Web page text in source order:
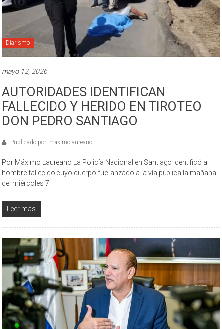
Diarismo
mayo 12, 2026
AUTORIDADES IDENTIFICAN
FALLECIDO Y HERIDO EN TIROTEO
DON PEDRO SANTIAGO
Publicado por: maximolaureano
Por Máximo Laureano La Policía Nacional en Santiago identificó al
hombre fallecido cuyo cuerpo fue lanzado a la vía pública la mañana
del miércoles 7
Leer más